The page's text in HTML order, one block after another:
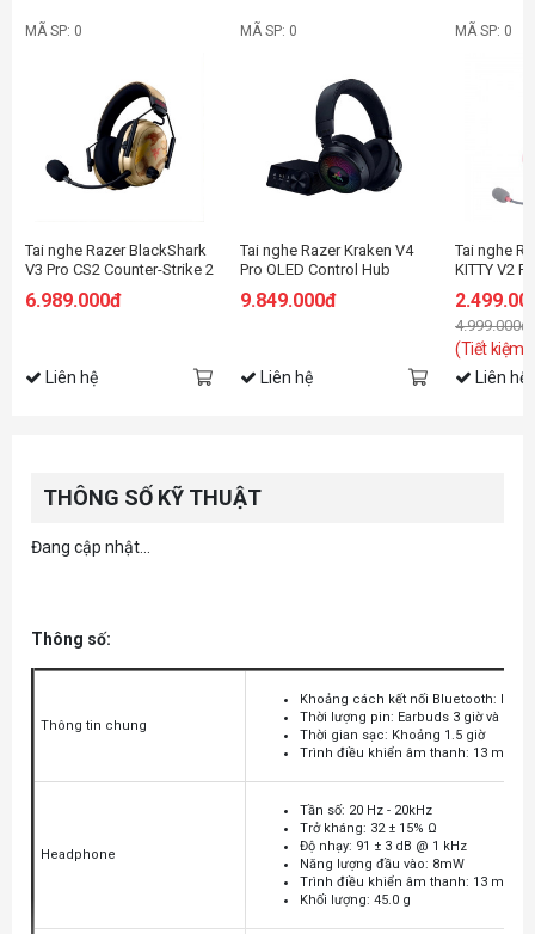
MÃ SP: 0
Tai nghe Razer BlackShark
V3 Pro CS2 Counter-Strike 2
6.989.000đ
Liên hệ
MÃ SP: 0
Tai nghe Razer Kraken V4
Pro OLED Control Hub
9.849.000đ
Liên hệ
MÃ SP: 0
Tai nghe
KITTY V2
04510200-
4.999.000đ
(Tiết kiệm:
Liên hệ
THÔNG SỐ KỸ THUẬT
Đang cập nhật...
Thông số:
Thông tin chung
Khoảng cách kết nối Bluetooth: lên
Thời lượng pin: Earbuds 3 giờ và 13
Thời gian sạc: Khoảng 1.5 giờ
Trình điều khiển âm thanh: 13 mm
Headphone
Tần số: 20 Hz - 20kHz
Trở kháng: 32 ± 15% Ω
Độ nhạy: 91 ± 3 dB @ 1 kHz
Năng lượng đầu vào: 8mW
Trình điều khiển âm thanh: 13 mm
Khối lượng: 45.0 g